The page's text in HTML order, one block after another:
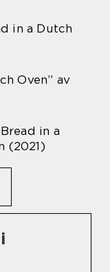
in a Dutch
Oven” av
in a
(2021)